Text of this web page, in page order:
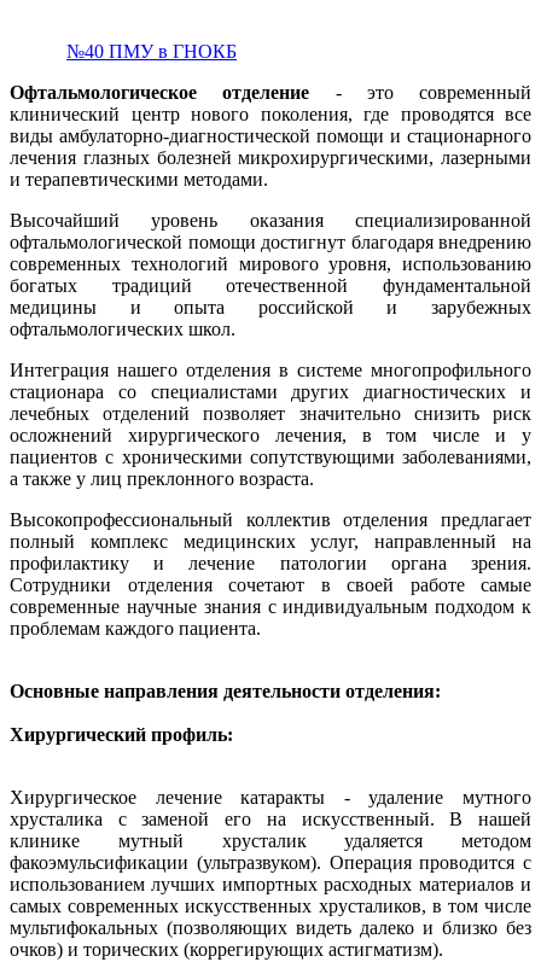
№40 ПМУ в ГНОКБ
Офтальмологическое отделение - это современный
клинический центр нового поколения, где проводятся все
виды амбулаторно-диагностической помощи и стационарного
лечения глазных болезней микрохирургическими, лазерными
и терапевтическими методами.
Высочайший уровень оказания специализированной
офтальмологической помощи достигнут благодаря внедрению
современных технологий мирового уровня, использованию
богатых традиций отечественной фундаментальной
медицины и опыта российской и зарубежных
офтальмологических школ.
Интеграция нашего отделения в системе многопрофильного
стационара со специалистами других диагностических и
лечебных отделений позволяет значительно снизить риск
осложнений хирургического лечения, в том числе и у
пациентов с хроническими сопутствующими заболеваниями,
а также у лиц преклонного возраста.
Высокопрофессиональный коллектив отделения предлагает
полный комплекс медицинских услуг, направленный на
профилактику и лечение патологии органа зрения.
Сотрудники отделения сочетают в своей работе самые
современные научные знания с индивидуальным подходом к
проблемам каждого пациента.
Основные направления деятельности отделения:
Хирургический профиль:
Хирургическое лечение катаракты - удаление мутного
хрусталика с заменой его на искусственный. В нашей
клинике мутный хрусталик удаляется методом
факоэмульсификации (ультразвуком). Операция проводится с
использованием лучших импортных расходных материалов и
самых современных искусственных хрусталиков, в том числе
мультифокальных (позволяющих видеть далеко и близко без
очков) и торических (коррегирующих астигматизм).